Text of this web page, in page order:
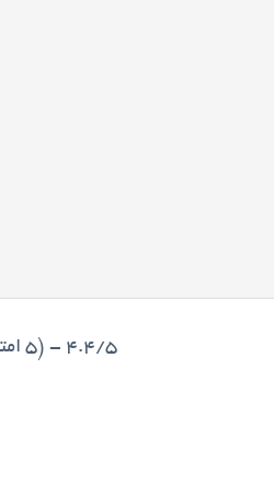
4.4/5 - (5 امتیاز)